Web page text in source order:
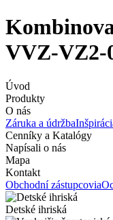
VVZ-VZ2-
Úvod
Produkty
O nás
Záruka a údržba
Cenníky a Katalógy
Napísali o nás
Mapa
Kontakt
Obchodní zástupcovia
Detské ihriská